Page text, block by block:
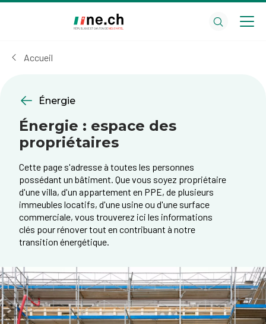
cookies
Accueil
Énergie
Énergie : espace des
propriétaires
Cette page s'adresse à toutes les personnes
possédant un bâtiment. Que vous soyez propriétaire
d'une villa, d'un appartement en PPE, de plusieurs
immeubles locatifs, d'une usine ou d'une surface
commerciale, vous trouverez ici les informations
clés pour rénover tout en contribuant à notre
transition énergétique.